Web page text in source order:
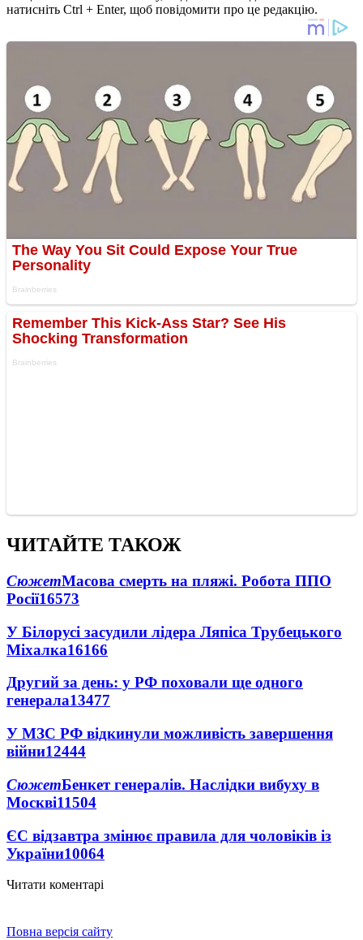
натисніть Ctrl + Enter, щоб повідомити про це редакцію.
ЧИТАЙТЕ ТАКОЖ
СюжетМасова смерть на пляжі. Робота ППО
Росії16573
У Білорусі засудили лідера Ляпіса Трубецького
Міхалка16166
Другий за день: у РФ поховали ще одного
генерала13477
У МЗС РФ відкинули можливість завершення
війни12444
СюжетБенкет генералів. Наслідки вибуху в
Москві11504
ЄС відзавтра змінює правила для чоловіків із
України10064
Читати коментарі
Повна версія сайту